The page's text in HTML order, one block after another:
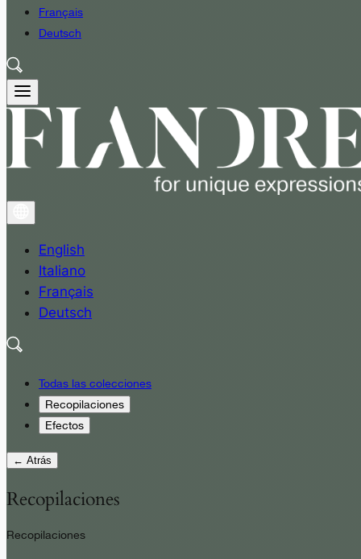
Français
Deutsch
English
Italiano
Français
Deutsch
Todas las colecciones
Recopilaciones
Efectos
← Atrás
Recopilaciones
Recopilaciones